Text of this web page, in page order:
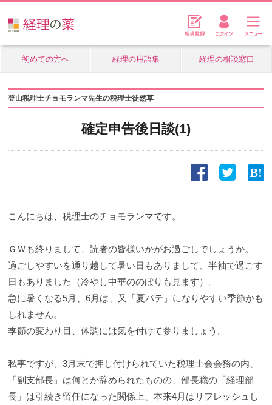
初めての方へ 経理の用語集 経理の相談窓口
登山税理士チョモランマ先生の税理士徒然草
確定申告後日談(1)
こんにちは、税理士のチョモランマです。
ＧＷも終りまして、読者の皆様いかがお過ごしでしょうか。
過ごしやすいを通り越して暑い日もありまして、半袖で過ごす
日もありました（冷やし中華ののぼりも見ます）。
急に暑くなる5月、6月は、又「夏バテ」になりやすい季節かも
しれません。
季節の変わり目、体調には気を付けて参りましょう。
私事ですが、3月末で押し付けられていた税理士会会務の内、
「副支部長」は何とか辞められたものの、部長職の「経理部
長」は引続き留任になった関係上、本来4月はリフレッシュし